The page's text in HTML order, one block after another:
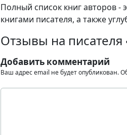
Полный список книг авторов -
книгами писателя, а также
Отзывы на писателя
Добавить комментарий
Ваш адрес email не будет опубликован.